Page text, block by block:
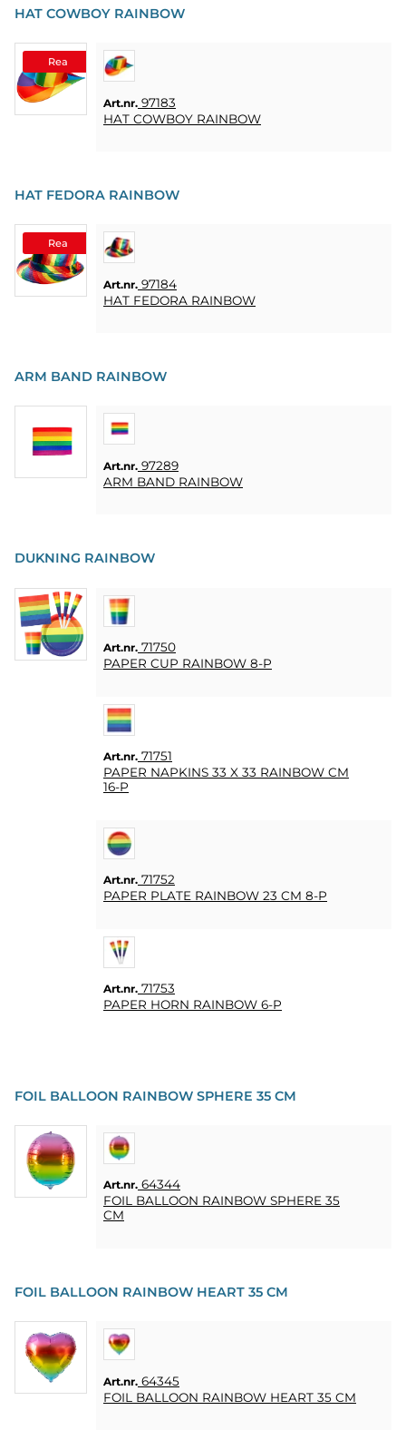
Rea
HAT COWBOY RAINBOW
Art.nr. 97183
HAT COWBOY RAINBOW
Rea
HAT FEDORA RAINBOW
Art.nr. 97184
HAT FEDORA RAINBOW
ARM BAND RAINBOW
Art.nr. 97289
ARM BAND RAINBOW
DUKNING RAINBOW
Art.nr. 71750
PAPER CUP RAINBOW 8-P
Art.nr. 71751
PAPER NAPKINS 33 X 33 RAINBOW CM
16-P
Art.nr. 71752
PAPER PLATE RAINBOW 23 CM 8-P
Art.nr. 71753
PAPER HORN RAINBOW 6-P
FOIL BALLOON RAINBOW SPHERE 35 CM
Art.nr. 64344
FOIL BALLOON RAINBOW SPHERE 35
CM
FOIL BALLOON RAINBOW HEART 35 CM
Art.nr. 64345
FOIL BALLOON RAINBOW HEART 35 CM